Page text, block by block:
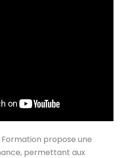
Formation propose une
permettant aux